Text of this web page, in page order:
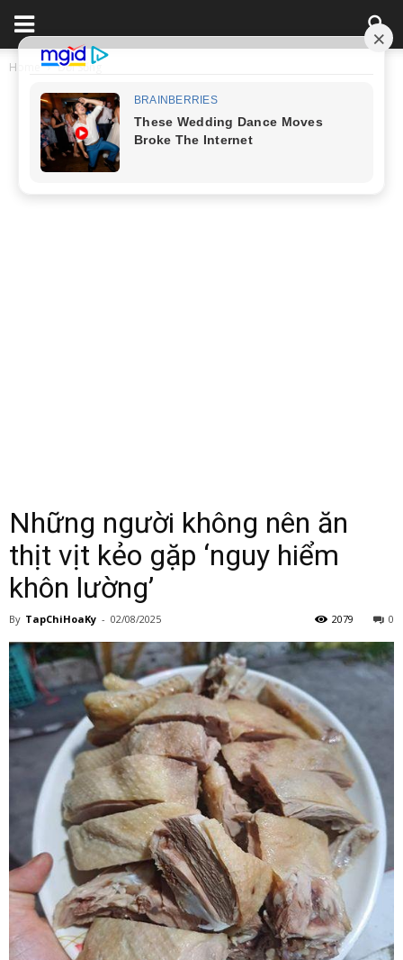
Home Đời Sống
Những người không nên ăn
thịt vịt kẻo gặp ‘nguy hiểm
khôn lường’
By TapChiHoaKy - 02/08/2025 0
2079